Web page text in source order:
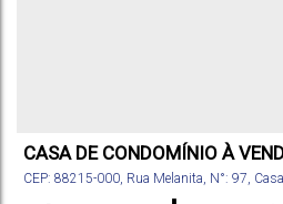
CASA DE CONDOMÍNIO À
CEP: 88215-000, Rua Melanita, N°: 97,